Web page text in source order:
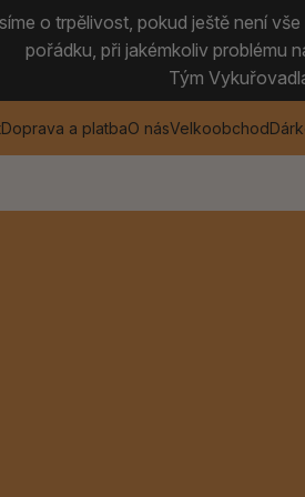
o trpělivost, pokud ještě není
pořádku, při jakémkoliv problému
Tým
Doprava a platbaO násVelkoobchod